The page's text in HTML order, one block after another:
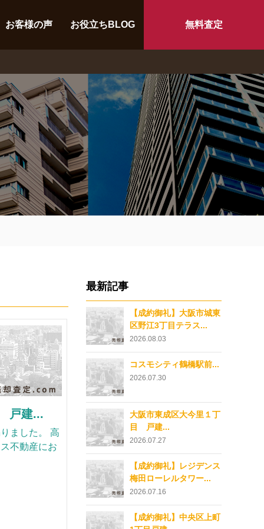
お客様の声 お役立ちBLOG 無料査定
戸建...
ました。 高
不動産にお
最新記事
【成約御礼】大阪市城東
区野江3丁目テラス...
2026.08.03
コスモシティ鶴橋駅前...
2026.07.30
大阪市東成区大今里１丁
目 戸建...
2026.07.27
【成約御礼】レジデンス
梅田ローレルタワー...
2026.07.16
【成約御礼】中央区上町